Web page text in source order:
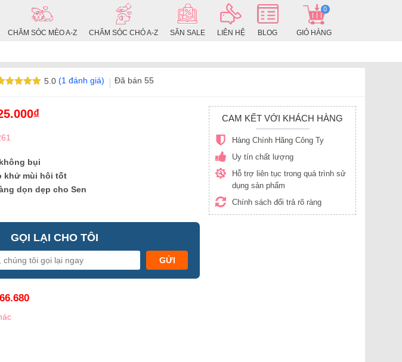
CHĂM SÓC MÈO A-Z CHĂM SÓC CHÓ A-Z SĂN SALE LIÊN HỆ BLOG GIỎ HÀNG
0
5.0
giá
(1 đánh giá) Đã bán 55
₫
bụi
khử mùi hôi tốt
dọn dẹp cho Sen
GỌI LẠI CHO TÔI
CAM KẾT VỚI KHÁCH HÀNG
Hàng Chính Hãng Công Ty
Uy tín chất lượng
Hỗ trợ liên tục trong quá trình sử
dụng sản phẩm
Chính sách đổi trả rõ ràng